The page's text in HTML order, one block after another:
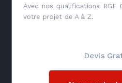
Avec nos qualifications RGE
votre projet de A à Z.
Devis